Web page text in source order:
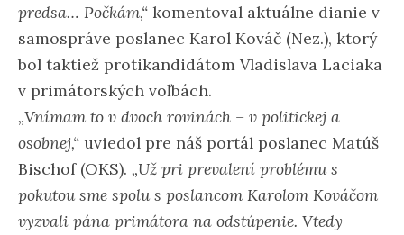
predsa… Počkám,“ komentoval aktuálne dianie v
samospráve poslanec Karol Kováč (Nez.), ktorý
bol taktiež protikandidátom Vladislava Laciaka
v primátorských voľbách.
„Vnímam to v dvoch rovinách – v politickej a
osobnej,“ uviedol pre náš portál poslanec Matúš
Bischof (OKS). „Už pri prevalení problému s
pokutou sme spolu s poslancom Karolom Kováčom
vyzvali pána primátora na odstúpenie. Vtedy